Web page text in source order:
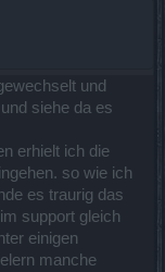
und
siehe da es
erhielt ich die
so wie ich
es traurig das
support gleich
einigen
manche